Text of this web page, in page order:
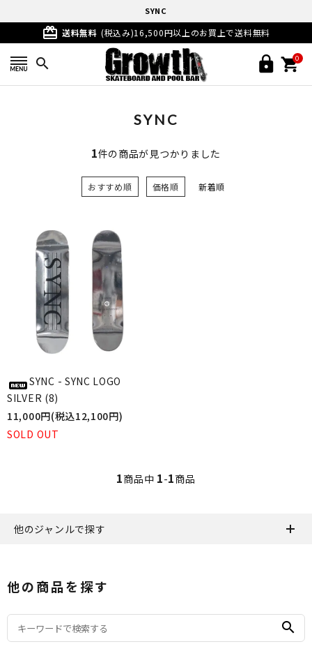
SYNC
card_giftcard 送料無料 (税込み)16,500円以上のお買上で送料無料
search 0
SYNC
1件の商品が見つかりました
おすすめ順 価格順 新着順
SYNC - SYNC LOGO
SILVER (8)
11,000円(税込12,100円)
SOLD OUT
1商品中 1-1商品
他のジャンルで探す
他の商品を探す
search